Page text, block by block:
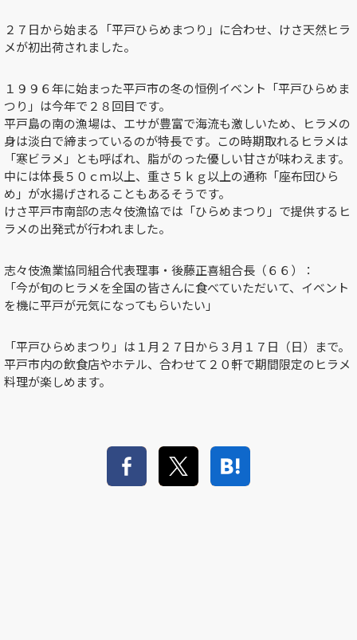
２７日から始まる「平戸ひらめまつり」に合わせ、けさ天然ヒラ
メが初出荷されました。
１９９６年に始まった平戸市の冬の恒例イベント「平戸ひらめま
つり」は今年で２８回目です。
平戸島の南の漁場は、エサが豊富で海流も激しいため、ヒラメの
身は淡白で締まっているのが特長です。この時期取れるヒラメは
「寒ビラメ」とも呼ばれ、脂がのった優しい甘さが味わえます。
中には体長５０ｃｍ以上、重さ５ｋｇ以上の通称「座布団ひら
め」が水揚げされることもあるそうです。
けさ平戸市南部の志々伎漁協では「ひらめまつり」で提供するヒ
ラメの出発式が行われました。
志々伎漁業協同組合代表理事・後藤正喜組合長（６６）：
「今が旬のヒラメを全国の皆さんに食べていただいて、イベント
を機に平戸が元気になってもらいたい」
「平戸ひらめまつり」は１月２７日から３月１７日（日）まで。
平戸市内の飲食店やホテル、合わせて２０軒で期間限定のヒラメ
料理が楽しめます。